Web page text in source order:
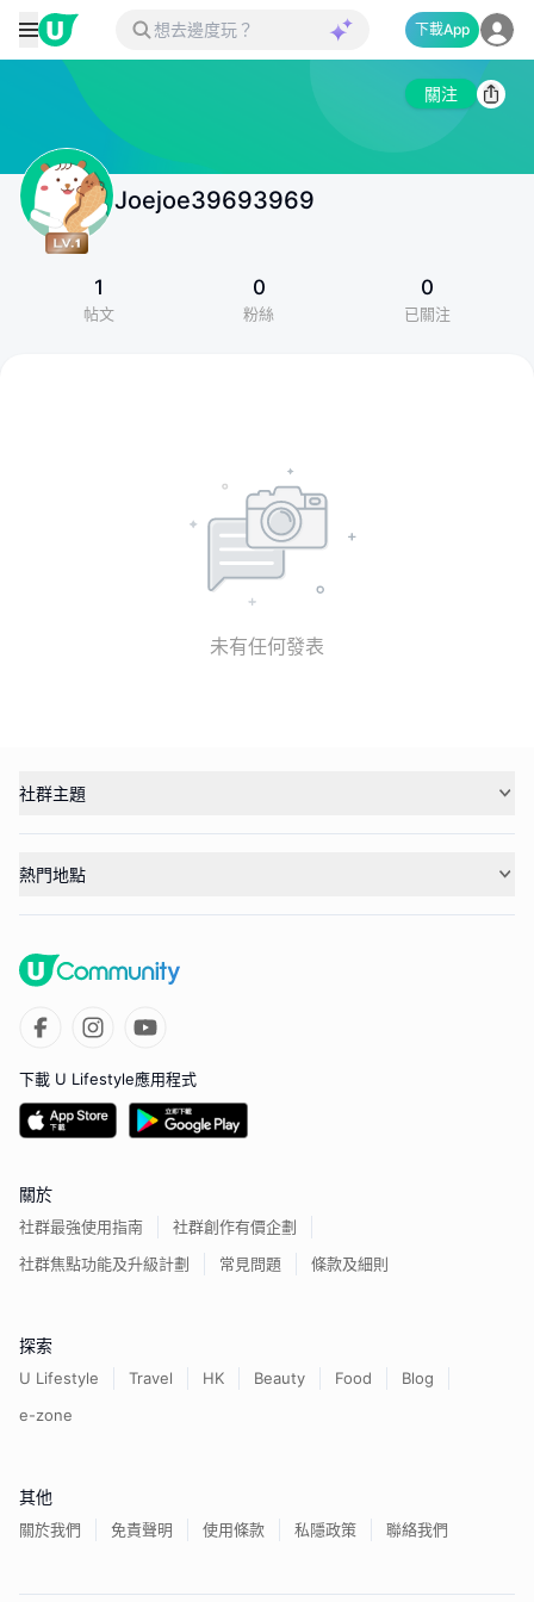
下載App
關注
Joejoe39693969
1
帖文
0
粉絲
0
已關注
未有任何發表
社群主題
熱門地點
下載 U Lifestyle應用程式
關於
社群最強使用指南
社群創作有價企劃
社群焦點功能及升級計劃
常見問題 條款及細則
探索
U Lifestyle Travel HK Beauty Food
Blog
e-zone
其他
關於我們 免責聲明 使用條款 私隱政策 聯絡我們